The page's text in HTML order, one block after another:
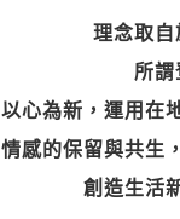
理念取
所謂
以心為新，運用在
情感的保留與共生
創造生活